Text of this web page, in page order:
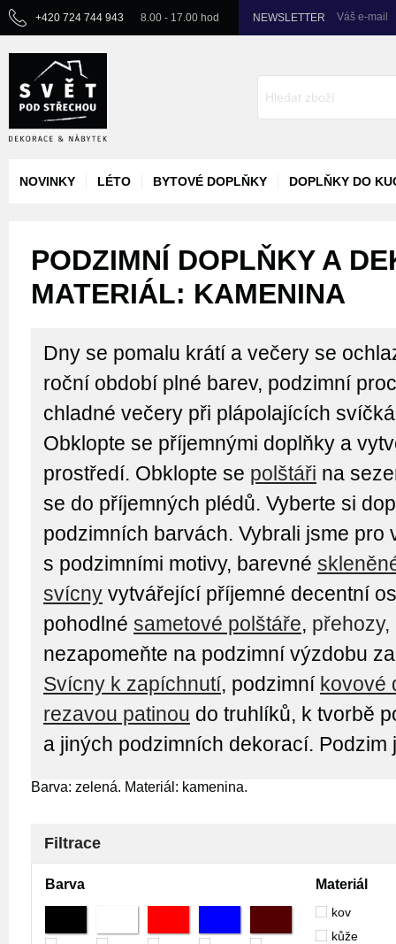
+420 724 744 943 8.00 - 17.00 hod NEWSLETTER Váš e-mail
NOVINKY LÉTO BYTOVÉ DOPLŇKY DOPLŇKY DO
PODZIMNÍ DOPLŇKY A
MATERIÁL: KAMENINA
Dny se pomalu krátí a večery se
roční období plné barev, podzimní
chladné večery při plápolajících
Obklopte se příjemnými doplňky a
prostředí. Obklopte se polštáři na
se do příjemných plédů. Vyberte si
podzimních barvách. Vybrali jsme pro
s podzimními motivy, barevné
svícny vytvářející příjemné decentní
pohodlné sametové polštáře, přehozy,
nezapomeňte na podzimní výzdobu
Svícny k zapíchnutí, podzimní kovové
rezavou patinou do truhlíků, k tvorbě
a jiných podzimních dekorací. Podzim
Barva: zelená. Materiál: kamenina.
Filtrace
Barva Materiál
kov
kůže